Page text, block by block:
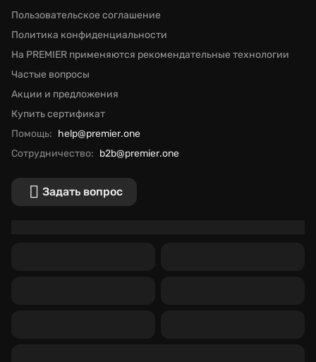
Пользовательское соглашение
Политика конфиденциальности
На PREMIER применяются рекомендательные технологии
Частые вопросы
Акции и предложения
Купить сертификат
Помощь: help@premier.one
Сотрудничество: b2b@premier.one
Задать вопрос